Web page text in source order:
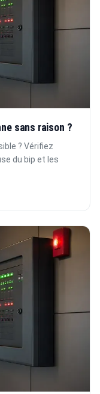
sans raison ?
? Vérifiez
du bip et les